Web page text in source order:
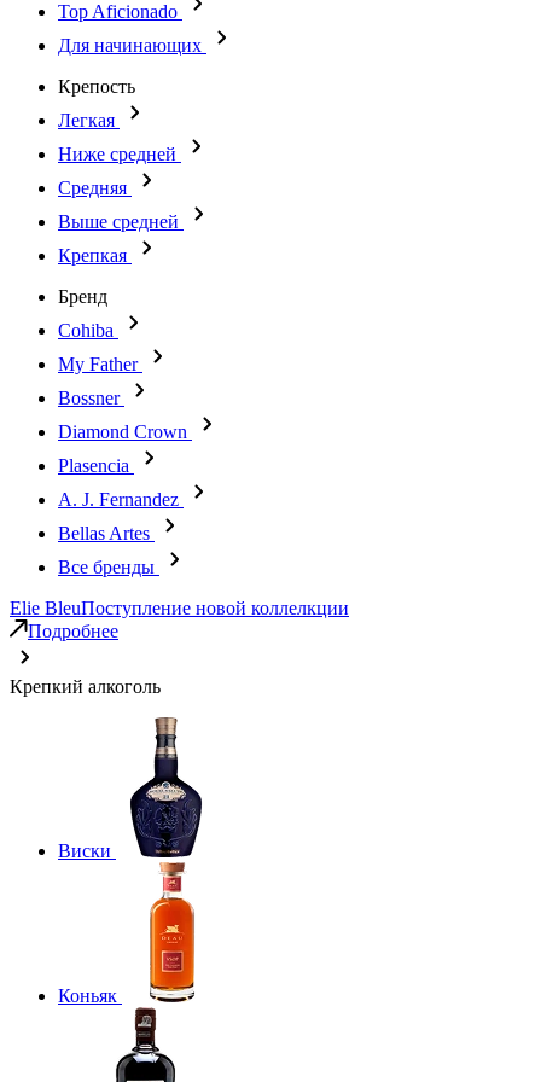
Top Aficionado
Для начинающих
Крепость
Легкая
Ниже средней
Средняя
Выше средней
Крепкая
Бренд
Cohiba
My Father
Bossner
Diamond Crown
Plasencia
A. J. Fernandez
Bellas Artes
Все бренды
Elie BleuПоступление новой коллелкции
Подробнее
Крепкий алкоголь
Виски
Коньяк